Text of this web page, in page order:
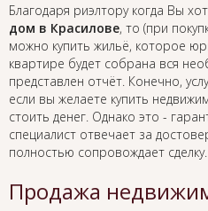
Благодаря риэлтору когда Вы
дом в Красилове, то (при
можно купить жильё, которое
квартире будет собрана вся
представлен отчёт. Конечно,
если вы желаете купить
стоить денег. Однако это -
специалист отвечает за
полностью сопровождает сделку.
Продажа